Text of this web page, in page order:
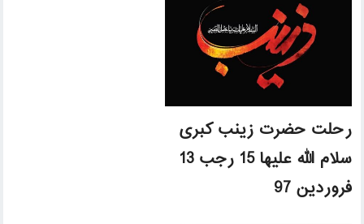
رحلت حضرت زینب کبری
سلام الله علیها 15 رجب 13
فروردین 97